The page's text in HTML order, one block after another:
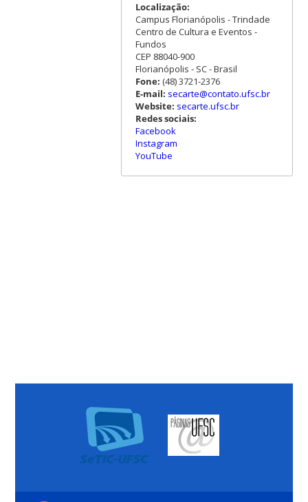
Localização:
Campus Florianópolis - Trindade
Centro de Cultura e Eventos -
Fundos
CEP 88040-900
Florianópolis - SC - Brasil
Fone: (48) 3721-2376
E-mail: secarte@contato.ufsc.br
Website: secarte.ufsc.br
Redes sociais:
Facebook
Instagram
YouTube